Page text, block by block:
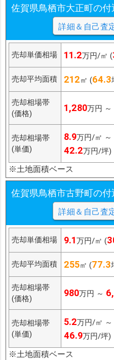
佐賀県鳥栖市大正町の付
詳細＆自己査
売却単価相場 11.2万円/㎡ (
売却平均面積 212㎡ (64.3
売却相場帯
(価格)
1,280万円 ～
売却相場帯
(単価)
8.9万円/㎡ ～
42.2万円/坪)
※土地面積ベース
佐賀県鳥栖市古野町の付
詳細＆自己査
売却単価相場 9.1万円/㎡ (
売却平均面積 255㎡ (77.3
売却相場帯
(価格)
980万円 ～
売却相場帯
(単価)
5.2万円/㎡ ～
46.9万円/坪)
※土地面積ベース